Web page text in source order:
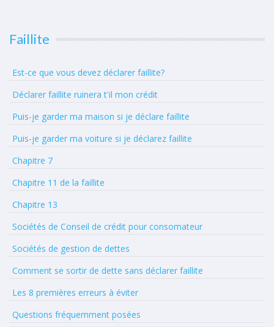
Faillite
Est-ce que vous devez déclarer faillite?
Déclarer faillite ruinera t'il mon crédit
Puis-je garder ma maison si je déclare faillite
Puis-je garder ma voiture si je déclarez faillite
Chapitre 7
Chapitre 11 de la faillite
Chapitre 13
Sociétés de Conseil de crédit pour consomateur
Sociétés de gestion de dettes
Comment se sortir de dette sans déclarer faillite
Les 8 premières erreurs à éviter
Questions fréquemment posées